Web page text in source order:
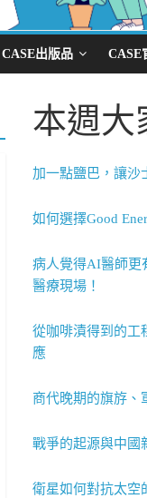
CASE出版品 CASE
本週大
加一點鹽巴，讓沙
如何選擇Good
病人覺得AI醫師更
醫療現場！
從咖啡漬得到的工
應
商代晚期的旗斿、
戰爭的起源與中國
衛星如何對抗太空